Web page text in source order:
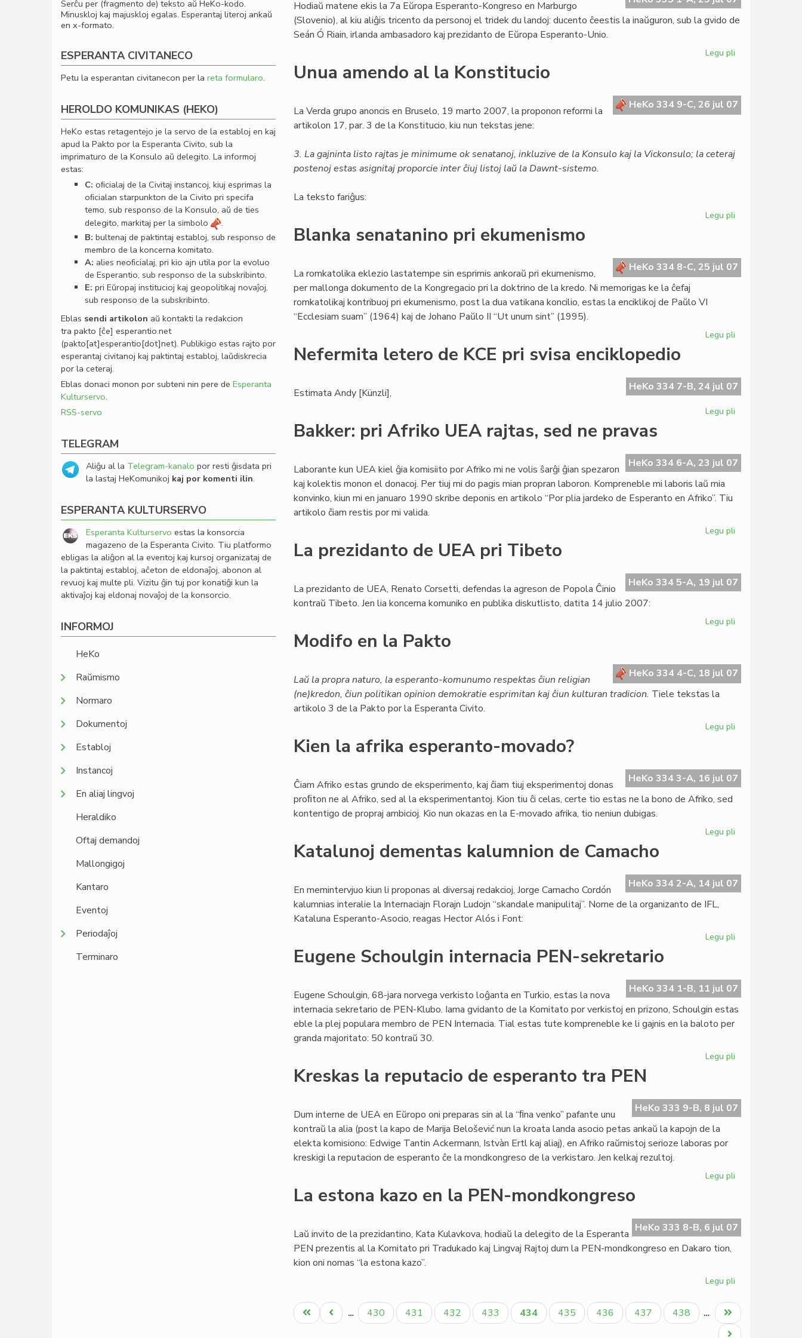
Hodiaŭ matene ekis la 7a Eŭropa Esperanto-Kongreso en Marburgo
(Slovenio), al kiu aliĝis tricento da personoj el tridek du landoj: ducento ĉeestis la inaŭguron, sub la gvido de
Seán Ó Riain, irlanda ambasadoro kaj prezidanto de Eŭropa Esperanto-Unio.
Legu pli
Eŭropa
Esperanto-
Unua amendo al la Konstitucio
HeKo 334 9-C, 26 jul 07
La Verda grupo anoncis en Bruselo, 19 marto 2007, la proponon reformi la
artikolon 17, par. 3 de la Konstitucio, kiu nun tekstas jene:
3. La gajninta listo rajtas je minimume ok senatanoj, inkluzive de la Konsulo kaj la Vickonsulo; la ceteraj
postenoj estas asignitaj proporcie inter ĉiuj listoj laŭ la Dawnt-sistemo.
La teksto fariĝus:
Legu pli
la
Konstitucio
Blanka senatanino pri ekumenismo
HeKo 334 8-C, 25 jul 07
La romkatolika eklezio lastatempe sin esprimis ankoraŭ pri ekumenismo,
per mallonga dokumento de la Kongregacio pri la doktrino de la kredo. Ni memorigas ke la ĉefaj
romkatolikaj kontribuoj pri ekumenismo, post la dua vatikana koncilio, estas la enciklikoj de Paŭlo VI
“Ecclesiam suam” (1964) kaj de Johano Paŭlo II “Ut unum sint” (1995).
Legu pli
ekumenismo
Nefermita letero de KCE pri svisa enciklopedio
HeKo 334 7-B, 24 jul 07
Estimata Andy [Künzli],
Legu pli
KCE
pri
Bakker: pri Afriko UEA rajtas, sed ne pravas
HeKo 334 6-A, 23 jul 07
Laborante kun UEA kiel ĝia komisiito por Afriko mi ne volis ŝarĝi ĝian spezaron
kaj kolektis monon el donacoj. Per tiuj mi do pagis mian propran laboron. Kompreneble mi laboris laŭ mia
konvinko, kiun mi en januaro 1990 skribe deponis en artikolo “Por plia jardeko de Esperanto en Afriko”. Tiu
artikolo ĉiam restis por mi valida.
Legu pli
UEA
rajtas,
La prezidanto de UEA pri Tibeto
HeKo 334 5-A, 19 jul 07
La prezidanto de UEA, Renato Corsetti, defendas la agreson de Popola Ĉinio
kontraŭ Tibeto. Jen lia koncerna komuniko en publika diskutlisto, datita 14 julio 2007:
Legu pli
UEA
pri
Modifo en la Pakto
HeKo 334 4-C, 18 jul 07
Laŭ la propra naturo, la esperanto-komunumo respektas ĉiun religian
(ne)kredon, ĉiun politikan opinion demokratie esprimitan kaj ĉiun kulturan tradicion. Tiele tekstas la
artikolo 3 de la Pakto por la Esperanta Civito.
Legu pli
Pakto
Kien la afrika esperanto-movado?
HeKo 334 3-A, 16 jul 07
Ĉiam Afriko estas grundo de eksperimento, kaj ĉiam tiuj eksperimentoj donas
proﬁton ne al Afriko, sed al la eksperimentantoj. Kion tiu ĉi celas, certe tio estas ne la bono de Afriko, sed
kontentigo de propraj ambicioj. Kio nun okazas en la E-movado afrika, tio neniun dubigas.
Legu pli
esperanto-
movado?
Katalunoj dementas kalumnion de Camacho
HeKo 334 2-A, 14 jul 07
En memintervjuo kiun li proponas al diversaj redakcioj, Jorge Camacho Cordón
kalumnias interalie la Internaciajn Florajn Ludojn “skandale manipulitaj”. Nome de la organizanto de IFL,
Kataluna Esperanto-Asocio, reagas Hector Alós i Font:
Legu pli
de
Camacho
Eugene Schoulgin internacia PEN-sekretario
HeKo 334 1-B, 11 jul 07
Eugene Schoulgin, 68-jara norvega verkisto loĝanta en Turkio, estas la nova
internacia sekretario de PEN-Klubo. Iama gvidanto de la Komitato por verkistoj en prizono, Schoulgin estas
eble la plej populara membro de PEN Internacia. Tial estas tute kompreneble ke li gajnis en la baloto per
granda majoritato: 50 kontraŭ 30.
Legu pli
PEN-
sekretario
Kreskas la reputacio de esperanto tra PEN
HeKo 333 9-B, 8 jul 07
Dum interne de UEA en Eŭropo oni preparas sin al la “ﬁna venko” pafante unu
kontraŭ la alia (post la kapo de Marija Belošević nun la kroata landa asocio petas ankaŭ la kapojn de la
elekta komisiono: Edwige Tantin Ackermann, Istvàn Ertl kaj aliaj), en Afriko raŭmistoj serioze laboras por
kreskigi la reputacion de esperanto ĉe la mondkongreso de la verkistaro. Jen kelkaj rezultoj.
Legu pli
de
esperanto
La estona kazo en la PEN-mondkongreso
HeKo 333 8-B, 6 jul 07
Laŭ invito de la prezidantino, Kata Kulavkova, hodiaŭ la delegito de la Esperanta
PEN prezentis al la Komitato pri Tradukado kaj Lingvaj Rajtoj dum la PEN-mondkongreso en Dakaro tion,
kion oni nomas “la estona kazo”.
Legu pli
estona
kazo
en
Pagination
Unua
paĝo
Antaŭa
paĝo
… Paĝo
430 Paĝo
431 Paĝo
432 Paĝo
433
Aktuala
paĝo
434 Paĝo
435 Paĝo
436 Paĝo
437 Paĝo
438 …
Last
page
Next
Serĉu per (fragmento de) teksto aŭ HeKo-kodo.
Minuskloj kaj majuskloj egalas. Esperantaj literoj ankaŭ
en x-formato.
ESPERANTA CIVITANECO
Petu la esperantan civitanecon per la reta formularo.
HEROLDO KOMUNIKAS (HEKO)
HeKo estas retagentejo je la servo de la establoj en kaj
apud la Pakto por la Esperanta Civito, sub la
imprimaturo de la Konsulo aŭ delegito. La informoj
estas:
C: oﬁcialaj de la Civitaj instancoj, kiuj esprimas la
oﬁcialan starpunkton de la Civito pri specifa
temo, sub responso de la Konsulo, aŭ de ties
delegito, markitaj per la simbolo
.
B: bultenaj de paktintaj establoj, sub responso de
membro de la koncerna komitato.
A: alies neoﬁcialaj, pri kio ajn utila por la evoluo
de Esperantio, sub responso de la subskribinto.
E: pri Eŭropaj institucioj kaj geopolitikaj novaĵoj,
sub responso de la subskribinto.
Eblas sendi artikolon aŭ kontakti la redakcion
tra pakto [ĉe] esperantio.net
(pakto[at]esperantio[dot]net). Publikigo estas rajto por
esperantaj civitanoj kaj paktintaj establoj, laŭdiskrecia
por la ceteraj.
Eblas donaci monon por subteni nin pere de Esperanta
Kulturservo.
RSS-servo
TELEGRAM
Aliĝu al la Telegram-kanalo por resti ĝisdata pri
la lastaj HeKomunikoj kaj por komenti ilin.
ESPERANTA KULTURSERVO
Esperanta Kulturservo estas la konsorcia
magazeno de la Esperanta Civito. Tiu platformo
ebligas la aliĝon al la eventoj kaj kursoj organizataj de
la paktintaj establoj, aĉeton de eldonaĵoj, abonon al
revuoj kaj multe pli. Vizitu ĝin tuj por konatiĝi kun la
aktivaĵoj kaj eldonaj novaĵoj de la konsorcio.
INFORMOJ
HeKo
Raŭmismo
Normaro
Dokumentoj
Establoj
Instancoj
En aliaj lingvoj
Heraldiko
Oftaj demandoj
Mallongigoj
Kantaro
Eventoj
Periodaĵoj
Terminaro